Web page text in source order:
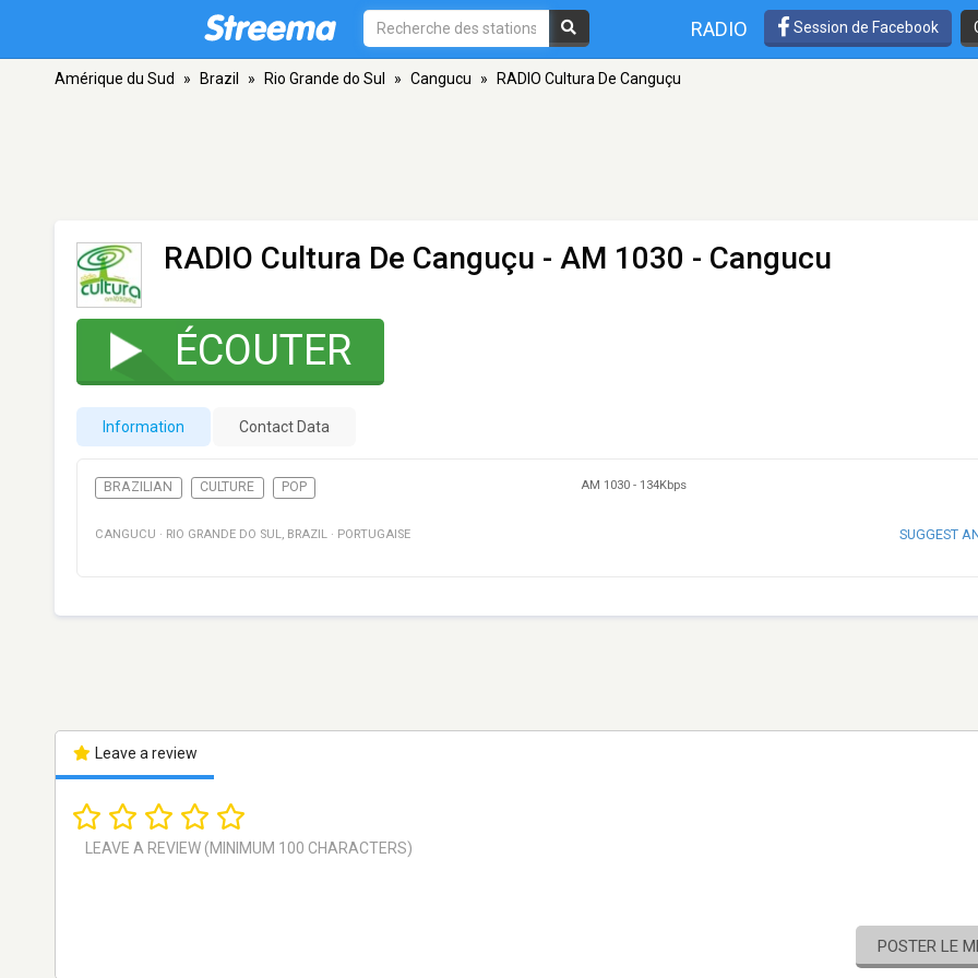
RADIO Session de Facebook
Amérique du Sud » Brazil » Rio Grande do Sul » Cangucu » RADIO Cultura De Canguçu
RADIO Cultura De Canguçu - AM 1030 - Cangucu
ÉCOUTER
Information Contact Data
BRAZILIAN CULTURE POP AM 1030 - 134Kbps
CANGUCU · RIO GRANDE DO SUL, BRAZIL · PORTUGAISE SUGGEST
Leave a review
POSTER LE